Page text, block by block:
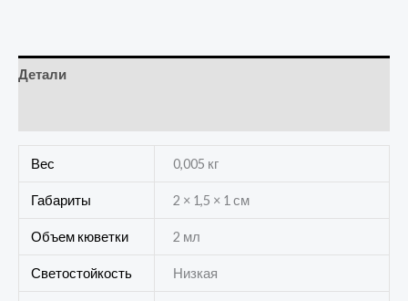
Детали
Вес 0,005 кг
Габариты 2 × 1,5 × 1 см
Объем кюветки 2 мл
Светостойкость Низкая